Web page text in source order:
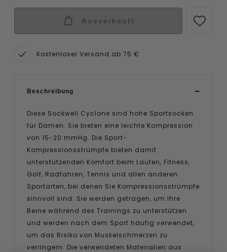
Ausverkauft
Kostenloser Versand ab 75 €
Beschreibung
Diese Sockwell Cyclone sind hohe Sportsocken
für Damen. Sie bieten eine leichte Kompression
von 15-20 mmHg. Die Sport-
Kompressionsstrümpfe bieten damit
unterstützenden Komfort beim Laufen, Fitness,
Golf, Radfahren, Tennis und allen anderen
Sportarten, bei denen Sie Kompressionsstrümpfe
sinnvoll sind. Sie werden getragen, um Ihre
Beine während des Trainings zu unterstützen
und werden nach dem Sport häufig verwendet,
um das Risiko von Muskelschmerzen zu
verringern. Die verwendeten Materialien aus